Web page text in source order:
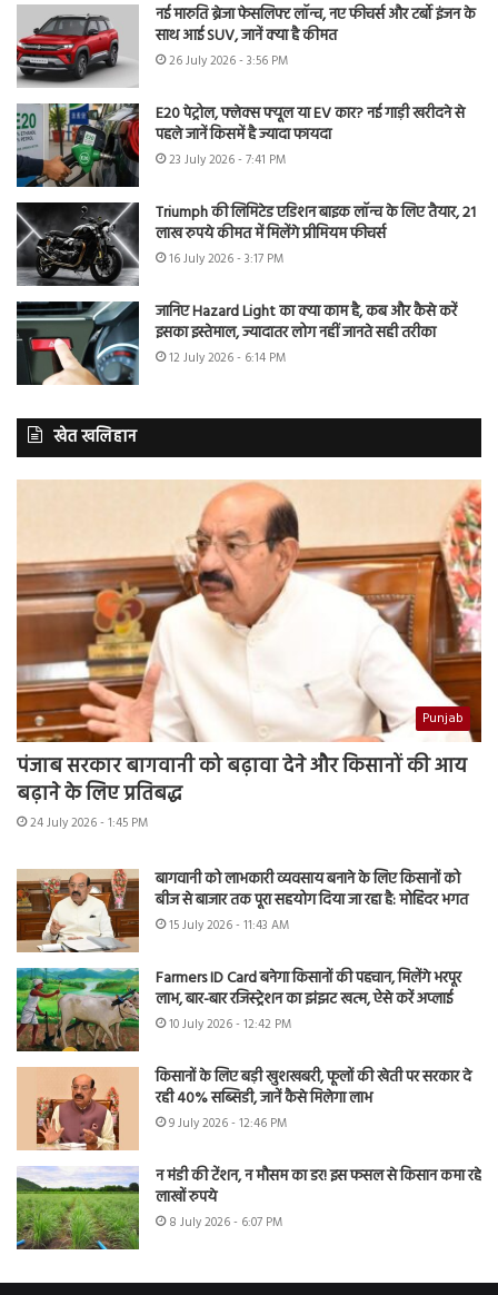
नई मारुति ब्रेजा फेसलिफ्ट लॉन्च, नए फीचर्स और टर्बो इंजन के
साथ आई SUV, जानें क्या है कीमत
26 July 2026 - 3:56 PM
E20 पेट्रोल, फ्लेक्स फ्यूल या EV कार? नई गाड़ी खरीदने से
पहले जानें किसमें है ज्यादा फायदा
23 July 2026 - 7:41 PM
Triumph की लिमिटेड एडिशन बाइक लॉन्च के लिए तैयार, 21
लाख रुपये कीमत में मिलेंगे प्रीमियम फीचर्स
16 July 2026 - 3:17 PM
जानिए Hazard Light का क्या काम है, कब और कैसे करें
इसका इस्तेमाल, ज्यादातर लोग नहीं जानते सही तरीका
12 July 2026 - 6:14 PM
खेत खलिहान
Punjab
पंजाब सरकार बागवानी को बढ़ावा देने और किसानों की आय
बढ़ाने के लिए प्रतिबद्ध
24 July 2026 - 1:45 PM
बागवानी को लाभकारी व्यवसाय बनाने के लिए किसानों को
बीज से बाजार तक पूरा सहयोग दिया जा रहा है: मोहिंदर भगत
15 July 2026 - 11:43 AM
Farmers ID Card बनेगा किसानों की पहचान, मिलेंगे भरपूर
लाभ, बार-बार रजिस्ट्रेशन का झंझट खत्म, ऐसे करें अप्लाई
10 July 2026 - 12:42 PM
किसानों के लिए बड़ी खुशखबरी, फूलों की खेती पर सरकार दे
रही 40% सब्सिडी, जानें कैसे मिलेगा लाभ
9 July 2026 - 12:46 PM
न मंडी की टेंशन, न मौसम का डर! इस फसल से किसान कमा रहे
लाखों रुपये
8 July 2026 - 6:07 PM